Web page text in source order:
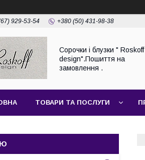
929-53-54 +380 (50) 431-98-38
Сорочки і блузки " Roskoff
design".Пошиття на
замовлення .
ТОВАРИ ТА ПОСЛУГИ